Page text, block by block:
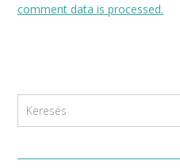
comment data is processed.